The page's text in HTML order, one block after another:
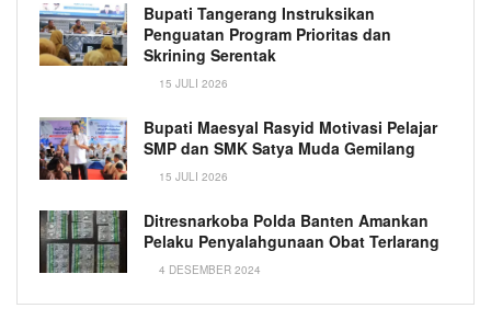
Bupati Tangerang Instruksikan
Penguatan Program Prioritas dan
Skrining Serentak
15 JULI 2026
Bupati Maesyal Rasyid Motivasi Pelajar
SMP dan SMK Satya Muda Gemilang
15 JULI 2026
Ditresnarkoba Polda Banten Amankan
Pelaku Penyalahgunaan Obat Terlarang
4 DESEMBER 2024